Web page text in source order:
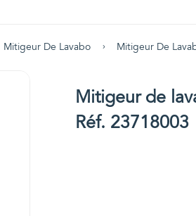
Mitigeur De Lavabo Mitigeur De
Mitigeur de
Réf. 23718003